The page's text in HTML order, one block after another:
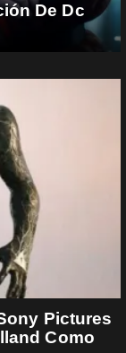
De Dc
Pictures
Como